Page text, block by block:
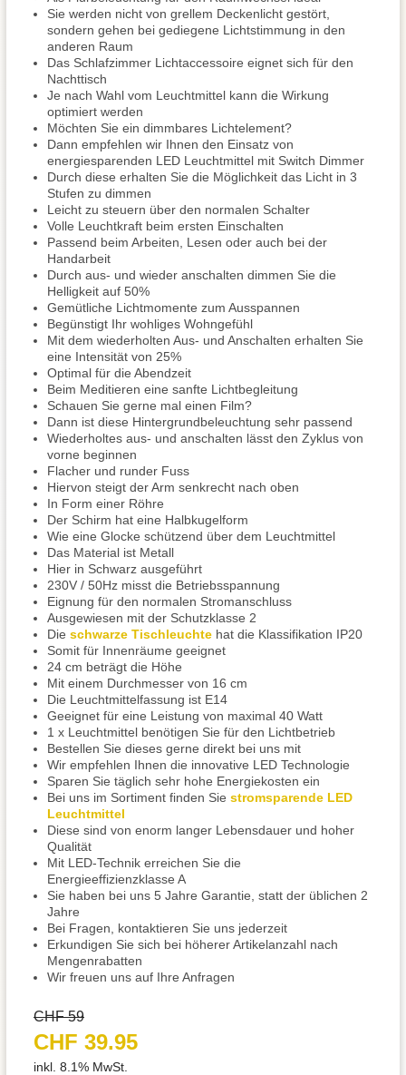
Sie werden nicht von grellem Deckenlicht gestört,
sondern gehen bei gediegene Lichtstimmung in den
anderen Raum
Das Schlafzimmer Lichtaccessoire eignet sich für den
Nachttisch
Je nach Wahl vom Leuchtmittel kann die Wirkung
optimiert werden
Möchten Sie ein dimmbares Lichtelement?
Dann empfehlen wir Ihnen den Einsatz von
energiesparenden LED Leuchtmittel mit Switch Dimmer
Durch diese erhalten Sie die Möglichkeit das Licht in 3
Stufen zu dimmen
Leicht zu steuern über den normalen Schalter
Volle Leuchtkraft beim ersten Einschalten
Passend beim Arbeiten, Lesen oder auch bei der
Handarbeit
Durch aus- und wieder anschalten dimmen Sie die
Helligkeit auf 50%
Gemütliche Lichtmomente zum Ausspannen
Begünstigt Ihr wohliges Wohngefühl
Mit dem wiederholten Aus- und Anschalten erhalten Sie
eine Intensität von 25%
Optimal für die Abendzeit
Beim Meditieren eine sanfte Lichtbegleitung
Schauen Sie gerne mal einen Film?
Dann ist diese Hintergrundbeleuchtung sehr passend
Wiederholtes aus- und anschalten lässt den Zyklus von
vorne beginnen
Flacher und runder Fuss
Hiervon steigt der Arm senkrecht nach oben
In Form einer Röhre
Der Schirm hat eine Halbkugelform
Wie eine Glocke schützend über dem Leuchtmittel
Das Material ist Metall
Hier in Schwarz ausgeführt
230V / 50Hz misst die Betriebsspannung
Eignung für den normalen Stromanschluss
Ausgewiesen mit der Schutzklasse 2
Die schwarze Tischleuchte hat die Klassifikation IP20
Somit für Innenräume geeignet
24 cm beträgt die Höhe
Mit einem Durchmesser von 16 cm
Die Leuchtmittelfassung ist E14
Geeignet für eine Leistung von maximal 40 Watt
1 x Leuchtmittel benötigen Sie für den Lichtbetrieb
Bestellen Sie dieses gerne direkt bei uns mit
Wir empfehlen Ihnen die innovative LED Technologie
Sparen Sie täglich sehr hohe Energiekosten ein
Bei uns im Sortiment finden Sie stromsparende LED
Leuchtmittel
Diese sind von enorm langer Lebensdauer und hoher
Qualität
Mit LED-Technik erreichen Sie die
Energieeffizienzklasse A
Sie haben bei uns 5 Jahre Garantie, statt der üblichen 2
Jahre
Bei Fragen, kontaktieren Sie uns jederzeit
Erkundigen Sie sich bei höherer Artikelanzahl nach
Mengenrabatten
Wir freuen uns auf Ihre Anfragen
CHF 59
CHF 39.95
inkl. 8.1% MwSt.